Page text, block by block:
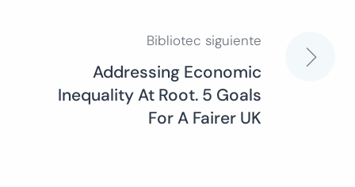
Bibliotec siguiente
Addressing Economic
Inequality At Root. 5 Goals
For A Fairer UK